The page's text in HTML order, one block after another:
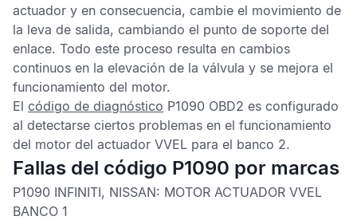
actuador y en consecuencia, cambie el movimiento de
la leva de salida, cambiando el punto de soporte del
enlace. Todo este proceso resulta en cambios
continuos en la elevación de la válvula y se mejora el
funcionamiento del motor.
El código de diagnóstico P1090 OBD2 es configurado
al detectarse ciertos problemas en el funcionamiento
del motor del actuador VVEL para el banco 2.
Fallas del código P1090 por marcas
P1090 INFINITI, NISSAN: MOTOR ACTUADOR VVEL
BANCO 1